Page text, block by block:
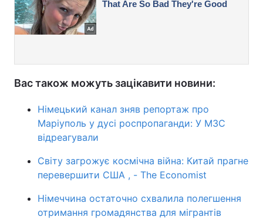
Вас також можуть зацікавити новини:
Німецький канал зняв репортаж про
Маріуполь у дусі роспропаганди: У МЗС
відреагували
Світу загрожує космічна війна: Китай прагне
перевершити США , - The Economist
Німеччина остаточно схвалила полегшення
отримання громадянства для мігрантів